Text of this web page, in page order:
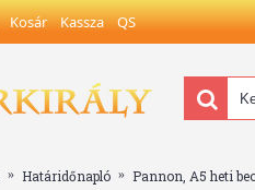
Kosár Kassza QS
Határidőnapló Pannon, A5 heti